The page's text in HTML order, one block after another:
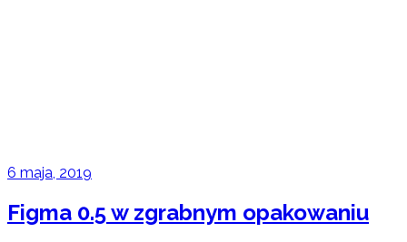
6 maja, 2019
Figma 0.5 w zgrabnym opakowaniu